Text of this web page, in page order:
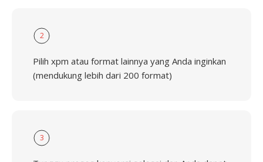
2
Pilih xpm atau format lainnya yang Anda inginkan
(mendukung lebih dari 200 format)
3